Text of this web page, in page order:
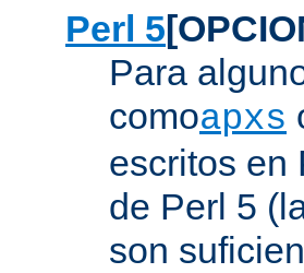
Perl 5
Para
comoapxs
escritos en
de Perl 5
son